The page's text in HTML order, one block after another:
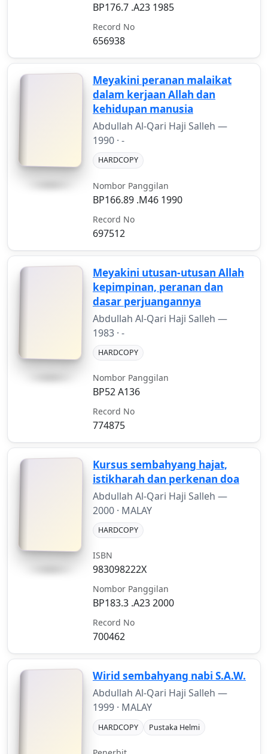
BP176.7 .A23 1985
Record No
656938
Meyakini peranan malaikat
dalam kerjaan Allah dan
kehidupan manusia
Abdullah Al-Qari Haji Salleh —
1990 · -
HARDCOPY
Nombor Panggilan
BP166.89 .M46 1990
Record No
697512
Meyakini utusan-utusan Allah
kepimpinan, peranan dan
dasar perjuangannya
Abdullah Al-Qari Haji Salleh —
1983 · -
HARDCOPY
Nombor Panggilan
BP52 A136
Record No
774875
Kursus sembahyang hajat,
istikharah dan perkenan doa
Abdullah Al-Qari Haji Salleh —
2000 · MALAY
HARDCOPY
ISBN
983098222X
Nombor Panggilan
BP183.3 .A23 2000
Record No
700462
Wirid sembahyang nabi S.A.W.
Abdullah Al-Qari Haji Salleh —
1999 · MALAY
HARDCOPY Pustaka Helmi